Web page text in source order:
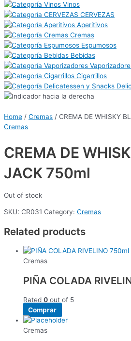
Vinos
CERVEZAS
Aperitivos
Cremas
Espumosos
Bebidas
Cigarrillos
Home / Cremas / CREMA DE WHISKY
Cremas
CREMA DE
JACK 750ml
Out of stock
SKU: CR031 Category: Cremas
Related products
Cremas
PIÑA COLADA
Rated 0 out of 5
Comprar
Cremas